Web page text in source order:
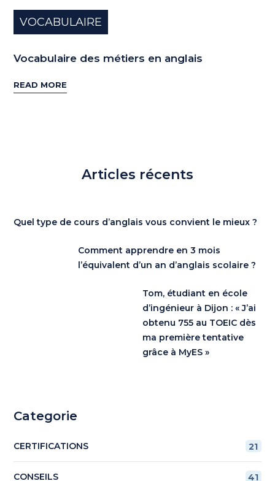
VOCABULAIRE
Vocabulaire des métiers en anglais
READ MORE
Articles récents
Quel type de cours d’anglais vous convient le mieux ?
Comment apprendre en 3 mois
l’équivalent d’un an d’anglais scolaire ?
Tom, étudiant en école
d’ingénieur à Dijon : « J’ai
obtenu 755 au TOEIC dès
ma première tentative
grâce à MyES »
Categorie
CERTIFICATIONS 21
CONSEILS 41